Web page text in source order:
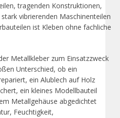
tragenden Konstruktionen,
vibrierenden Maschinenteilen
ist Kleben ohne fachliche
Metallkleber zum Einsatzzweck
Unterschied, ob ein
ein Alublech auf Holz
ein kleines Modellbauteil
Metallgehäuse abgedichtet
Feuchtigkeit,